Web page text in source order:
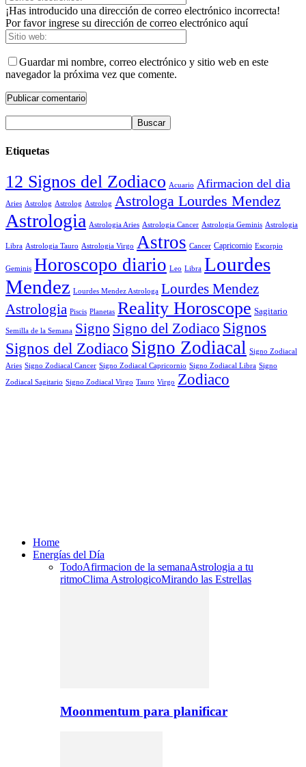
¡Has introducido una dirección de correo electrónico incorrecta!
Por favor ingrese su dirección de correo electrónico aquí
Guardar mi nombre, correo electrónico y sitio web en este
navegador la próxima vez que comente.
Etiquetas
12 Signos del Zodiaco Acuario Afirmacion del dia
Aries Astrolog Astrolog Astrolog Astrologa Lourdes Mendez
Astrologia Astrologia Aries Astrologia Cancer Astrologia Geminis Astrologia
Libra Astrologia Tauro Astrologia Virgo Astros Cancer Capricornio Escorpio
Geminis Horoscopo diario Leo Libra Lourdes
Mendez Lourdes Mendez Astrologa Lourdes Mendez
Astrologia Piscis Planetas Reality Horoscope Sagitario
Semilla de la Semana Signo Signo del Zodiaco Signos
Signos del Zodiaco Signo Zodiacal Signo Zodiacal
Aries Signo Zodiacal Cancer Signo Zodiacal Capricornio Signo Zodiacal Libra Signo
Zodiacal Sagitario Signo Zodiacal Virgo Tauro Virgo Zodiaco
Home
Energías del Día
TodoAfirmacion de la semanaAstrologia a tu
ritmoClima AstrologicoMirando las Estrellas
Moonmentum para planificar